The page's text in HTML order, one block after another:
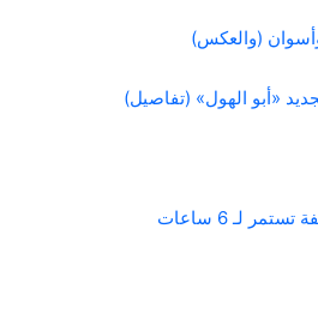
«أبو الهول» (تفاصيل)
لـ 6 ساعات